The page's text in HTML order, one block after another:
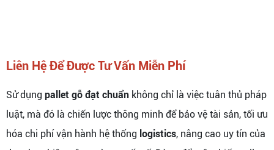
Liên Hệ Để Được Tư Vấn Miễn Phí
Sử dụng pallet gỗ đạt chuẩn không chỉ là việc tuân thủ pháp
luật, mà đó là chiến lược thông minh để bảo vệ tài sản, tối ưu
hóa chi phí vận hành hệ thống logistics, nâng cao uy tín của